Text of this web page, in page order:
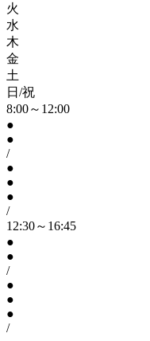
火
水
木
金
土
日/祝
8:00～12:00
●
●
/
●
●
●
/
12:30～16:45
●
●
/
●
●
●
/